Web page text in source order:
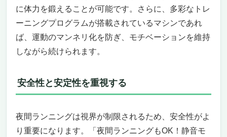
自宅で夜でも本格トレーニング！静音モータ
ー搭載で周囲に気を遣わないランニングマシ
ン
世界唯一の折りたたみランニングマシンで省
入ポイント
充実したサポートと安心の日本正規代理店2
夜間ランニングもOK！静音モーター搭載ラン
ニングマシンで自宅フィットネスを極める
に体力を鍛えることが可能です。さらに、多彩なトレ
ーニングプログラムが搭載されているマシンであれ
ば、運動のマンネリ化を防ぎ、モチベーションを維持
しながら続けられます。
安全性と安定性を重視する
夜間ランニングは視界が制限されるため、安全性がよ
り重要になります。「夜間ランニングもOK！静音モ